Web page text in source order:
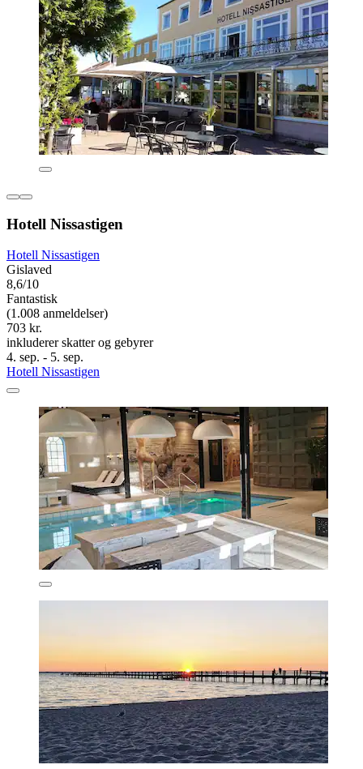
Hotell Nissastigen
Hotell Nissastigen
Gislaved
8,6/10
Fantastisk
(1.008 anmeldelser)
703 kr.
inkluderer skatter og gebyrer
4. sep. - 5. sep.
Hotell Nissastigen